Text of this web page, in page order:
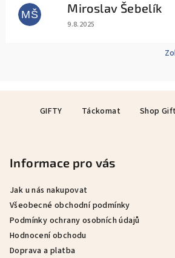
MŠ Miroslav Šebelík
Hodnocení obchodu je 5 z 5
9.8.2025
GIFTY Táckomat Shop
Informace pro vás
Jak u nás nakupovat
Všeobecné obchodní podmínky
Podmínky ochrany osobních údajů
Hodnocení obchodu
Doprava a platba